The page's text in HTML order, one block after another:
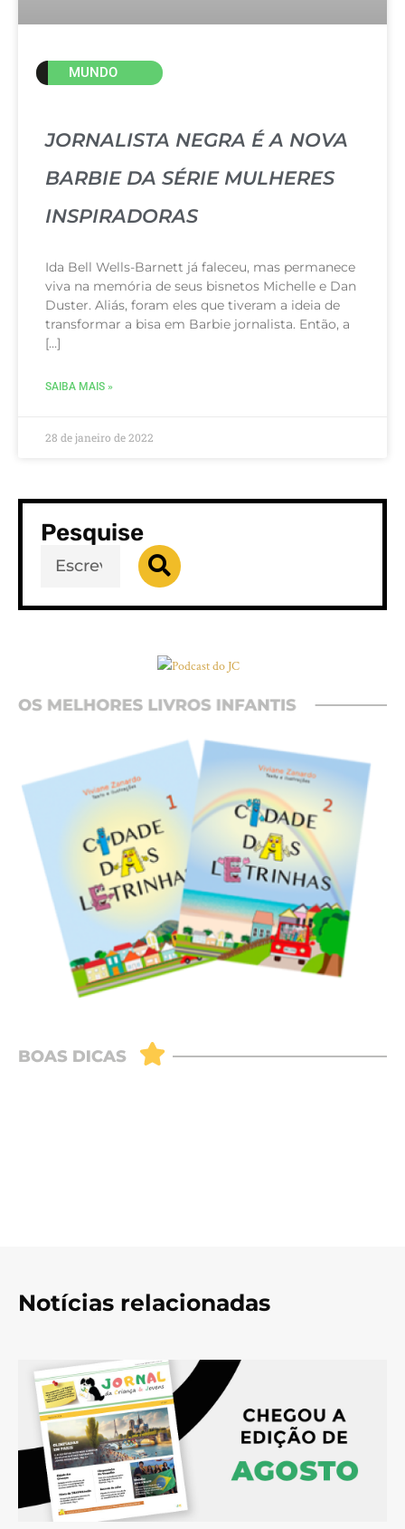
MUNDO
JORNALISTA NEGRA É A NOVA
BARBIE DA SÉRIE MULHERES
INSPIRADORAS
Ida Bell Wells-Barnett já faleceu, mas permanece
viva na memória de seus bisnetos Michelle e Dan
Duster. Aliás, foram eles que tiveram a ideia de
transformar a bisa em Barbie jornalista. Então, a
[…]
SAIBA MAIS »
28 de janeiro de 2022
Pesquise
Notícias relacionadas